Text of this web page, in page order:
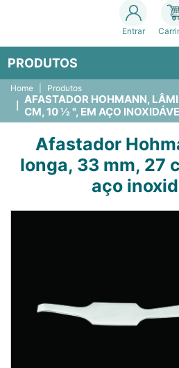
Entrar
PRODUTOS
Home Produtos
AFASTADOR HOHMANN,
CM, 10 ½ ", EM AÇO
Afastador
longa, 33 mm, 27
aço